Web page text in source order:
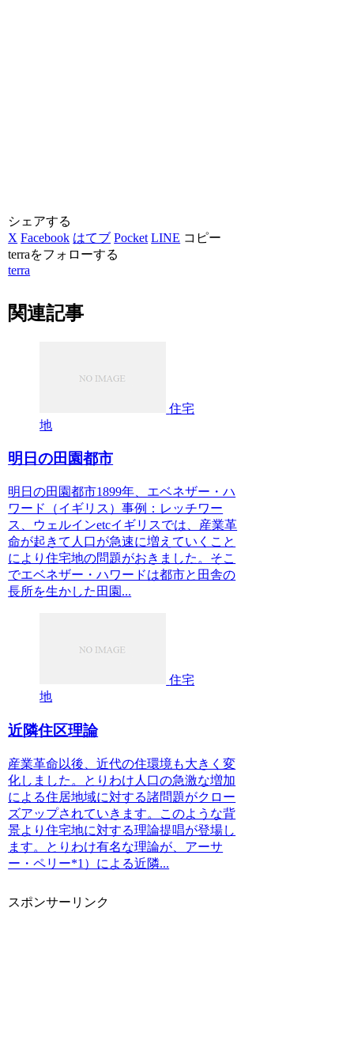
シェアする
X Facebook はてブ Pocket LINE コピー
terraをフォローする
terra
関連記事
住宅
地
明日の田園都市
明日の田園都市1899年、エベネザー・ハ
ワード（イギリス）事例：レッチワー
ス、ウェルインetcイギリスでは、産業革
命が起きて人口が急速に増えていくこと
により住宅地の問題がおきました。そこ
でエベネザー・ハワードは都市と田舎の
長所を生かした田園...
住宅
地
近隣住区理論
産業革命以後、近代の住環境も大きく変
化しました。とりわけ人口の急激な増加
による住居地域に対する諸問題がクロー
ズアップされていきます。このような背
景より住宅地に対する理論提唱が登場し
ます。とりわけ有名な理論が、アーサ
ー・ペリー*1）による近隣...
スポンサーリンク